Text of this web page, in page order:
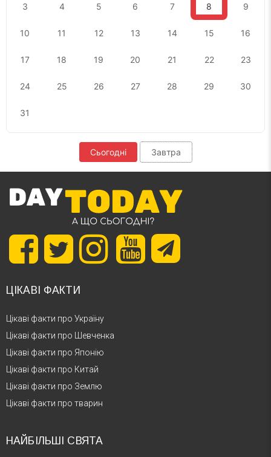
3 4 5 6 7 8 9
10 11 12 13 14 15 16
17 18 19 20 21 22 23
24 25 26 27 28 29 30
31
Сьогодні Завтра
ЦІКАВІ ФАКТИ
Цікаві факти про Україну
Цікаві факти про Шевченка
Цікаві факти про Японію
Цікаві факти про Китай
Цікаві факти про Землю
Цікаві факти про тварин
НАЙБІЛЬШІ СВЯТА